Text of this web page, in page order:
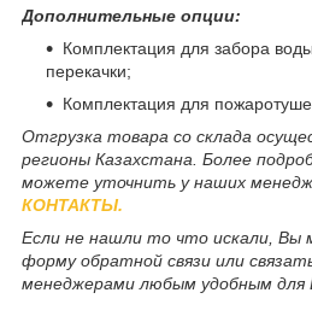
Дополнительные опции:
Комплектация для забора
перекачки;
Комплектация для
Отгрузка товара со склада
регионы Казахстана. Более
можете уточнить у наших
КОНТАКТЫ.
Если не нашли то что искали, Вы
форму обратной связи или
менеджерами любым удобным для